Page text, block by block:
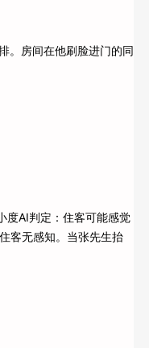
。房间在他刷脸进门的同
AI判定：住客可能感觉
客无感知。当张先生抬